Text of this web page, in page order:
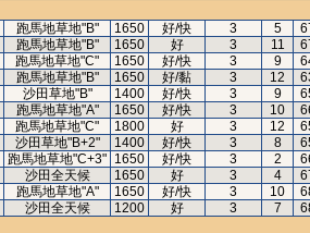
跑馬地草地"B" 1650 好/快 3 5
跑馬地草地"B" 1650 好 3 11
跑馬地草地"C" 1650 好/快 3 9
跑馬地草地"B" 1650 好/黏 3 12
沙田草地"B" 1400 好/快 3 9
跑馬地草地"A" 1650 好/快 3 10
跑馬地草地"C" 1800 好 3 12
沙田草地"B+2" 1400 好/快 3 8
跑馬地草地"C+3" 1650 好/快 3 2
沙田全天候 1650 好 3 4
跑馬地草地"A" 1650 好/快 3 10
沙田全天候 1200 好 3 7